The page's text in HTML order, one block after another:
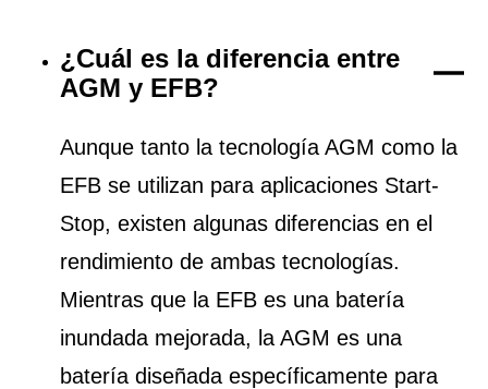
¿Cuál es la diferencia entre
AGM y EFB?
Aunque tanto la tecnología AGM como la
EFB se utilizan para aplicaciones Start-
Stop, existen algunas diferencias en el
rendimiento de ambas tecnologías.
Mientras que la EFB es una batería
inundada mejorada, la AGM es una
batería diseñada específicamente para